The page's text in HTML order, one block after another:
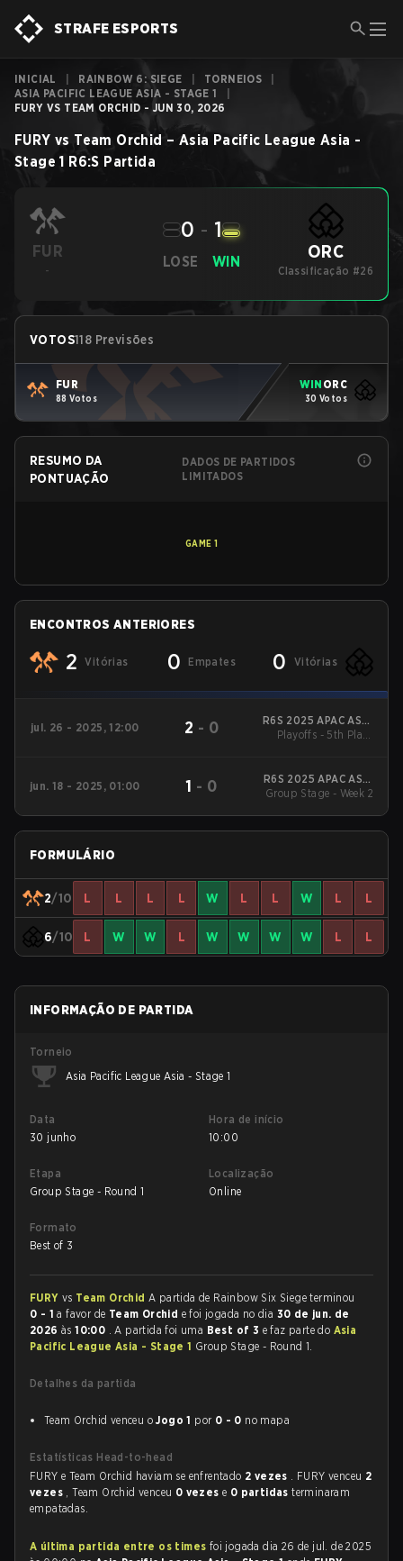
STRAFE ESPORTS
INICIAL RAINBOW 6: SIEGE TORNEIOS
ASIA PACIFIC LEAGUE ASIA - STAGE 1
FURY VS TEAM ORCHID - JUN 30, 2026
FURY vs Team Orchid – Asia Pacific League Asia -
Stage 1 R6:S Partida
FUR
-
LOSE
0 - 1
WIN ORC
Classificação #26
VOTOS118 Previsões
FUR
88 Votos
WIN ORC
30 Votos
RESUMO DA
PONTUAÇÃO
DADOS DE PARTIDOS
LIMITADOS
GAME 1
ENCONTROS ANTERIORES
2 Vitórias 0 Empates 0 Vitórias
jul. 26 - 2025, 12:00 2 - 0
R6S 2025 APAC ASIA
Stage 1
Playoffs - 5th Place
jun. 18 - 2025, 01:00 1 - 0
R6S 2025 APAC ASIA
Stage 1
Group Stage - Week 2
FORMULÁRIO
2/10 L L L L W L L W L L
6/10 L W W L W W W W L L
INFORMAÇÃO DE PARTIDA
Torneio
Asia Pacific League Asia - Stage 1
Data
30 junho
Hora de início
10:00
Etapa
Group Stage - Round 1
Localização
Online
Formato
Best of 3
FURY vs Team OrchidA partida de Rainbow Six Siege terminou
0 - 1 a favor de Team Orchid e foi jogada no dia 30 de jun. de
2026 às10:00 . A partida foi uma Best of 3 e faz parte do Asia
Pacific League Asia - Stage 1 Group Stage - Round 1.
Detalhes da partida
Team Orchid venceu oJogo 1 por 0 - 0 no mapa
Estatísticas Head-to-head
FURY e Team Orchid haviam se enfrentado 2 vezes . FURY venceu 2
vezes , Team Orchid venceu 0 vezese 0 partidasterminaram
empatadas.
A última partida entre os times foi jogada dia 26 de jul. de 2025